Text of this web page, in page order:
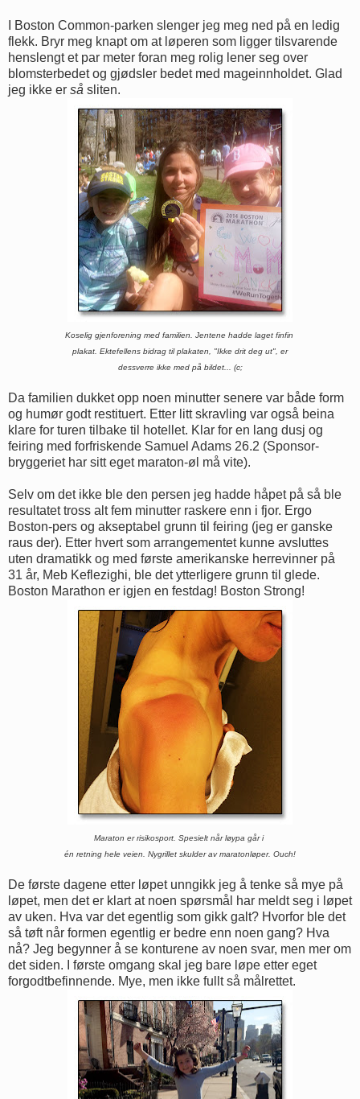
I Boston Common-parken slenger jeg meg ned på en ledig
flekk. Bryr meg knapt om at løperen som ligger tilsvarende
henslengt et par meter foran meg rolig lener seg over
blomsterbedet og gjødsler bedet med mageinnholdet. Glad
jeg ikke er så sliten.
Koselig gjenforening med familien. Jentene hadde laget finfin
plakat. Ektefellens bidrag til plakaten, "Ikke drit deg ut", er
dessverre ikke med på bildet... (c;
Da familien dukket opp noen minutter senere var både form
og humør godt restituert. Etter litt skravling var også beina
klare for turen tilbake til hotellet. Klar for en lang dusj og
feiring med forfriskende Samuel Adams 26.2 (Sponsor-
bryggeriet har sitt eget maraton-øl må vite).
Selv om det ikke ble den persen jeg hadde håpet på så ble
resultatet tross alt fem minutter raskere enn i fjor. Ergo
Boston-pers og akseptabel grunn til feiring (jeg er ganske
raus der). Etter hvert som arrangementet kunne avsluttes
uten dramatikk og med første amerikanske herrevinner på
31 år, Meb Keflezighi, ble det ytterligere grunn til glede.
Boston Marathon er igjen en festdag! Boston Strong!
Maraton er risikosport. Spesielt når løypa går i
én retning hele veien. Nygrillet skulder av maratonløper. Ouch!
De første dagene etter løpet unngikk jeg å tenke så mye på
løpet, men det er klart at noen spørsmål har meldt seg i løpet
av uken. Hva var det egentlig som gikk galt? Hvorfor ble det
så tøft når formen egentlig er bedre enn noen gang? Hva
nå? Jeg begynner å se konturene av noen svar, men mer om
det siden. I første omgang skal jeg bare løpe etter eget
forgodtbefinnende. Mye, men ikke fullt så målrettet.